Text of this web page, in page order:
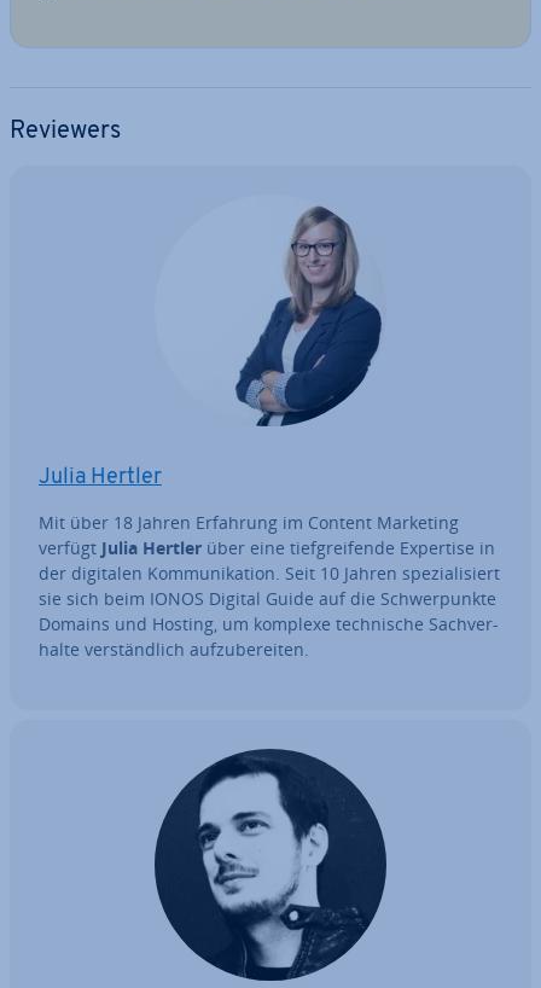
Reviewers
Julia Hertler
Mit über 18 Jahren Erfahrung im Content Marketing
verfügt Julia Hertler über eine tief­grei­fen­de Expertise in
der digitalen Kom­mu­ni­ka­ti­on. Seit 10 Jahren spe­zia­li­siert
sie sich beim IONOS Digital Guide auf die Schwer­punk­te
Domains und Hosting, um komplexe tech­ni­sche Sach­ver­
hal­te ver­ständ­lich auf­zu­be­rei­ten.